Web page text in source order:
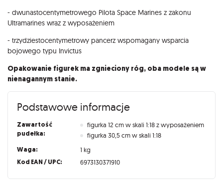
- dwunastocentymetrowego Pilota Space Marines z zakonu
Ultramarines wraz z wyposażeniem
- trzydziestocentymetrowy pancerz wspomagany wsparcia
bojowego typu Invictus
Opakowanie figurek ma zgnieciony róg, oba modele są w
nienagannym stanie.
Podstawowe informacje
Zawartość
pudełka:
figurka 12 cm w skali 1:18 z wyposażeniem
figurka 30,5 cm w skali 1:18
Waga: 1 kg
Kod EAN / UPC: 6973130371910